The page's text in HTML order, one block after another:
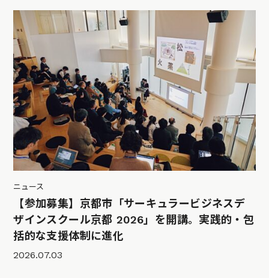
ニュース
【参加募集】京都市「サーキュラービジネスデ
ザインスクール京都 2026」を開講。実践的・包
括的な支援体制に進化
2026.07.03